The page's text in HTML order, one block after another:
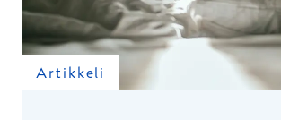
Artikkeli